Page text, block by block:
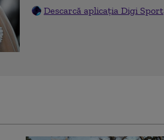
Descarcă aplicația Digi Sport